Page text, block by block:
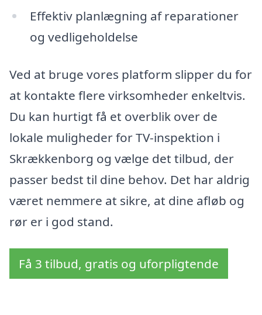
Effektiv planlægning af reparationer
og vedligeholdelse
Ved at bruge vores platform slipper du for
at kontakte flere virksomheder enkeltvis.
Du kan hurtigt få et overblik over de
lokale muligheder for TV-inspektion i
Skrækkenborg og vælge det tilbud, der
passer bedst til dine behov. Det har aldrig
været nemmere at sikre, at dine afløb og
rør er i god stand.
Få 3 tilbud, gratis og uforpligtende